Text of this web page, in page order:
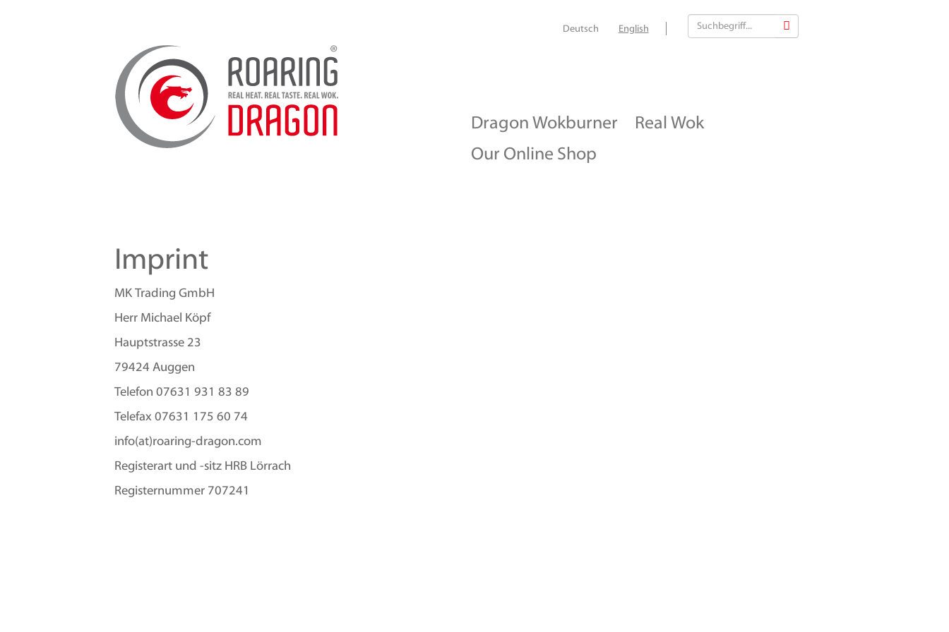
Deutsch English
Dragon Wokburner
Real Wok
Our Online Shop
Imprint
MK Trading GmbH
Herr Michael Köpf
Hauptstrasse 23
79424 Auggen
Telefon 07631 931 83 89
Telefax 07631 175 60 74
info(at)roaring-dragon.com
Registerart und -sitz HRB Lörrach
Registernummer 707241